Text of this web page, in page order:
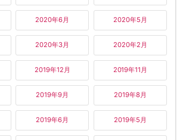
2020年6月 2020年5月
2020年3月 2020年2月
2019年12月 2019年11月
2019年9月 2019年8月
2019年6月 2019年5月